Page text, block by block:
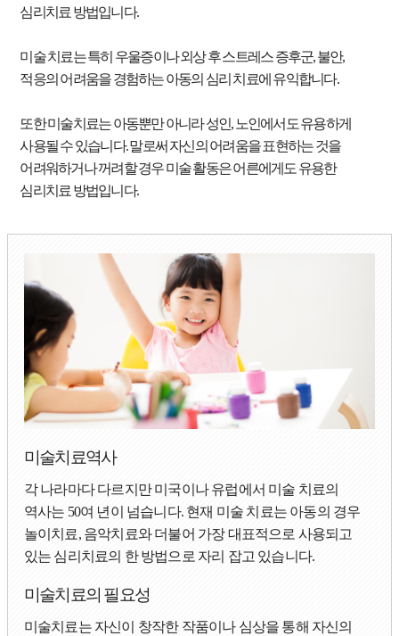
심리치료 방법입니다.
미술 치료는 특히 우울증이나 외상 후 스트레스 증후군, 불안,
적응의 어려움을 경험하는 아동의 심리 치료에 유익합니다.
또한 미술치료는 아동뿐만 아니라 성인, 노인에서도 유용하게
사용될 수 있습니다. 말로써 자신의 어려움을 표현하는 것을
어려워하거나 꺼려할 경우 미술 활동은 어른에게도 유용한
심리치료 방법입니다.
미술치료역사
각 나라마다 다르지만 미국이나 유럽에서 미술 치료의
역사는 50여 년이 넘습니다. 현재 미술 치료는 아동의 경우
놀이치료, 음악치료와 더불어 가장 대표적으로 사용되고
있는 심리치료의 한 방법으로 자리 잡고 있습니다.
미술치료의 필요성
미술치료는 자신이 창작한 작품이나 심상을 통해 자신의